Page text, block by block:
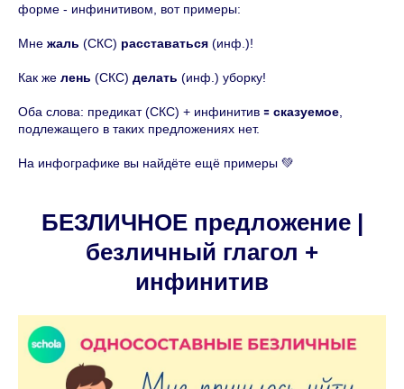
форме - инфинитивом, вот примеры:
Мне жаль (СКС) расставаться (инф.)!
Как же лень (СКС) делать (инф.) уборку!
Оба слова: предикат (СКС) + инфинитив 🟰 сказуемое
подлежащего в таких предложениях нет.
На инфографике вы найдёте ещё примеры 💚
БЕЗЛИЧНОЕ предложение |
безличный глагол +
инфинитив